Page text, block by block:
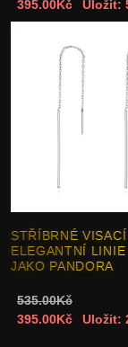
395.00Kč
Uložit:
STŘÍBRNÉ
ELEGANTNÍ
JAKO PANDORA
535.00Kč
395.00Kč
Uložit: